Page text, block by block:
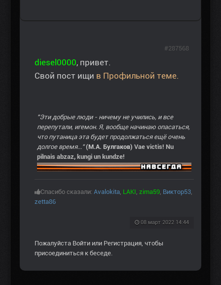
diesel0000, привет.
Свой пост ищи в Профильной теме.
"Эти добрые люди - ничему не учились, и все
перепутали, игемон. Я, вообще начинаю опасаться,
что путаница эта будет продолжаться ещё очень
долгое время..." (М.А. Булгаков) Vae victis! Nu
pilnais abzaz, kungi un kundze!
Спасибо сказали: Avalokita, LAKI, zima59, Виктор53,
zetta86
08 март 2022 14:44
#287568
Пожалуйста Войти или Регистрация, чтобы
присоединиться к беседе.